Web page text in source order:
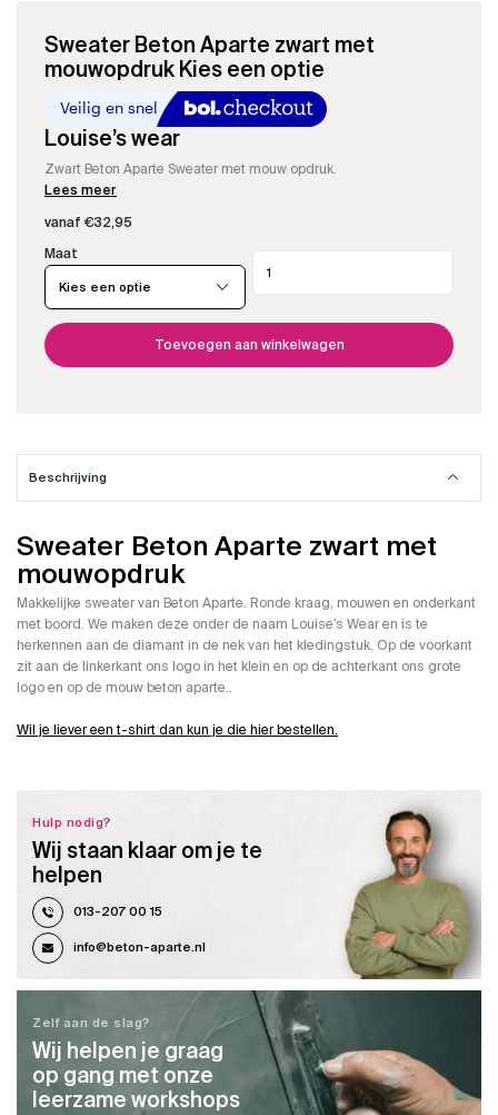
Sweater Beton Aparte zwart met
mouwopdruk Kies een optie
Louise’s wear
Zwart Beton Aparte Sweater met mouw opdruk.
Lees meer
vanaf €32,95
Maat
Beton
Aparte
mouwopdruk
aantal
Toevoegen aan winkelwagen
Beschrijving
Sweater Beton Aparte zwart met
mouwopdruk
Makkelijke sweater van Beton Aparte. Ronde kraag, mouwen en onderkant
met boord. We maken deze onder de naam Louise’s Wear en is te
herkennen aan de diamant in de nek van het kledingstuk. Op de voorkant
zit aan de linkerkant ons logo in het klein en op de achterkant ons grote
logo en op de mouw beton aparte..
Wil je liever een t-shirt dan kun je die hier bestellen.
Hulp nodig?
Wij staan klaar om je te
helpen
013-207 00 15
info@beton-aparte.nl
Zelf aan de slag?
Wij helpen je graag
op gang met onze
leerzame workshops